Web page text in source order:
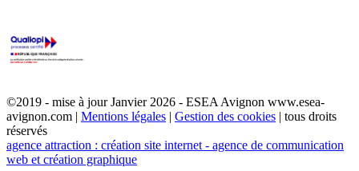
©2019 - mise à jour Janvier 2026 - ESEA Avignon www.esea-
avignon.com | Mentions légales | Gestion des cookies | tous droits
réservés
agence attraction : création site internet - agence de communication
web et création graphique